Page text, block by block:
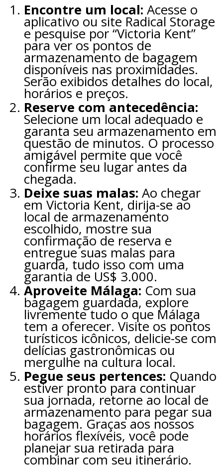
Encontre um local: Acesse o
aplicativo ou site Radical Storage
e pesquise por “Victoria Kent”
para ver os pontos de
armazenamento de bagagem
disponíveis nas proximidades.
Serão exibidos detalhes do local,
horários e preços.
Reserve com antecedência:
Selecione um local adequado e
garanta seu armazenamento em
questão de minutos. O processo
amigável permite que você
confirme seu lugar antes da
chegada.
Deixe suas malas: Ao chegar
em Victoria Kent, dirija-se ao
local de armazenamento
escolhido, mostre sua
confirmação de reserva e
entregue suas malas para
guarda, tudo isso com uma
garantia de US$ 3.000.
Aproveite Málaga: Com sua
bagagem guardada, explore
livremente tudo o que Málaga
tem a oferecer. Visite os pontos
turísticos icônicos, delicie-se com
delícias gastronômicas ou
mergulhe na cultura local.
Pegue seus pertences: Quando
estiver pronto para continuar
sua jornada, retorne ao local de
armazenamento para pegar sua
bagagem. Graças aos nossos
horários flexíveis, você pode
planejar sua retirada para
combinar com seu itinerário.